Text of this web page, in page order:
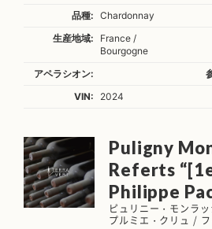
品種:
Chardonnay
生産地域:
France /
Bourgogne
アペラシオン:
VIN:
2024
Puligny
Referts
Philippe
ピュリニー・モンラ
プルミエ・クリュ /